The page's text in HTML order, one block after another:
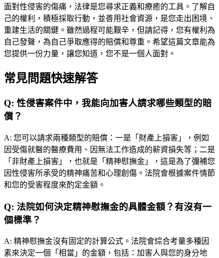
面對性侵害的傷痛，法律是您尋求正義和療癒的工具。了解自
己的權利，積極採取行動，並善用社會資源，是您走出困境、
重建生活的關鍵。雖然過程可能艱辛，但請記得，您有權利為
自己發聲，為自己爭取應得的賠償和尊重。希望這篇文章能為
您提供一份力量，讓您知道，您不是一個人面對。
常見問題快速解答
Q: 性侵害案件中，我能向加害人請求哪些類型的賠
償？
A: 您可以請求兩種類型的賠償：一是「財產上損害」，例如
因受傷就醫的醫療費用、因無法工作造成的薪資損失等；二是
「非財產上損害」，也就是「精神慰撫金」，這是為了彌補您
因性侵害所承受的精神痛苦和心理創傷。法院會根據案件情節
和您的受害程度來酌定金額。
Q: 法院如何決定精神慰撫金的具體金額？有沒有一
個標準？
A: 精神慰撫金沒有固定的計算公式。法院會綜合考量多種因
素來決定一個「相當」的金額，包括：加害人與您的身分地